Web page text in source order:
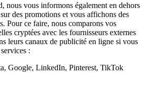
nous vous informons également en dehors
des promotions et vous affichons des
Pour ce faire, nous comparons vos
cryptées avec les fournisseurs externes
leurs canaux de publicité en ligne si vous
:
Google, LinkedIn, Pinterest, TikTok